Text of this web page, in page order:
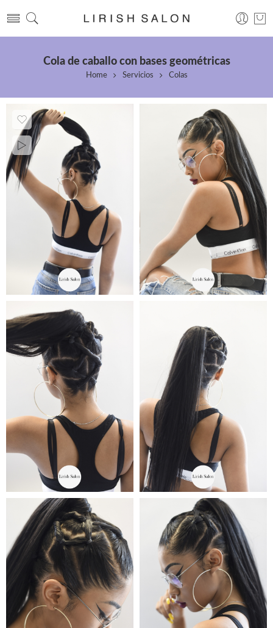
Cola de caballo con bases geométricas
Home Servicios Colas